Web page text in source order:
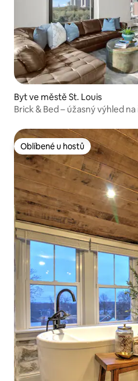
Byt ve městě St. Louis
Brick & Bed – úžasný výhled
Oblíbené u hostů
Oblíbené u hostů